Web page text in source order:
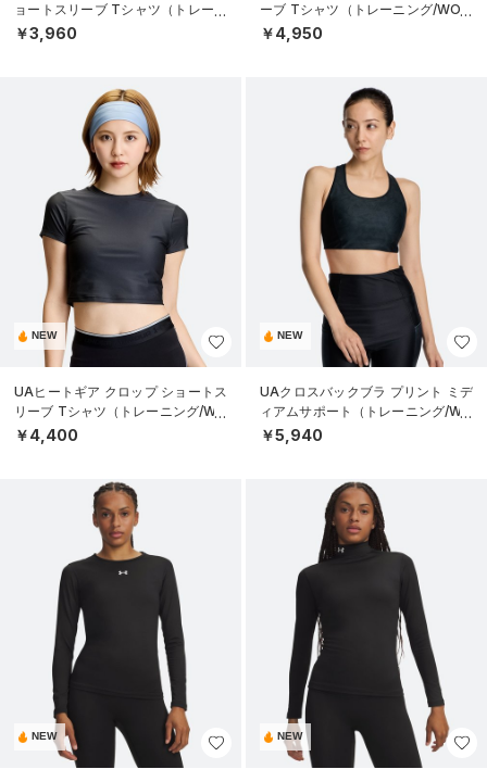
ョートスリーブ Tシャツ（トレーニ
ング/WOMEN）
￥3,960
ーブ Tシャツ（トレーニング/WOM
EN）
￥4,950
NEW
UAヒートギア クロップ ショートス
リーブ Tシャツ（トレーニング/WO
MEN）
￥4,400
NEW
UAクロスバックブラ プリント ミデ
ィアムサポート（トレーニング/WO
MEN）
￥5,940
NEW NEW